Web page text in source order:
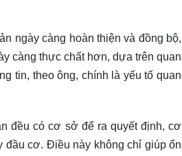
ngày càng hoàn thiện và đồng bộ,
càng thực chất hơn, dựa trên quan
tin, theo ông, chính là yếu tố quan
đều có cơ sở để ra quyết định, cơ
đầu cơ. Điều này không chỉ giúp ổn